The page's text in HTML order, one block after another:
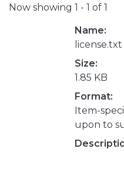
Now showing 1 - 1 of 1
Name:
license.txt
Size:
1.85 KB
Format:
Item-
upon to